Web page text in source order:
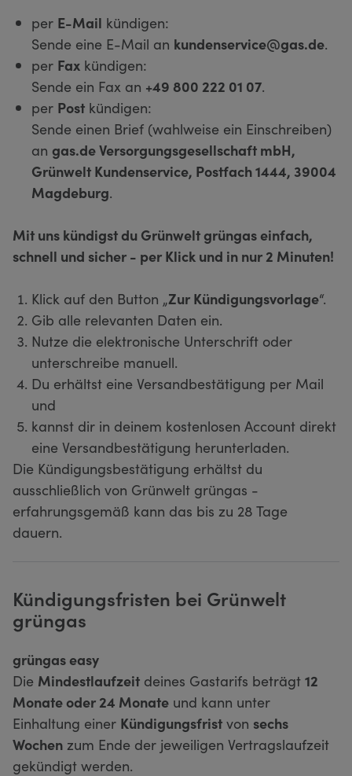
per E-Mail kündigen:
Sende eine E-Mail an kundenservice@gas.de.
per Fax kündigen:
Sende ein Fax an +49 800 222 01 07.
per Post kündigen:
Sende einen Brief (wahlweise ein Einschreiben)
an gas.de Versorgungsgesellschaft mbH,
Grünwelt Kundenservice, Postfach 1444, 39004
Magdeburg.
Mit uns kündigst du Grünwelt grüngas einfach,
schnell und sicher - per Klick und in nur 2 Minuten!
Klick auf den Button „Zur Kündigungsvorlage“.
Gib alle relevanten Daten ein.
Nutze die elektronische Unterschrift oder
unterschreibe manuell.
Du erhältst eine Versandbestätigung per Mail
und
kannst dir in deinem kostenlosen Account direkt
eine Versandbestätigung herunterladen.
Die Kündigungsbestätigung erhältst du
ausschließlich von Grünwelt grüngas -
erfahrungsgemäß kann das bis zu 28 Tage
dauern.
Kündigungsfristen bei Grünwelt
grüngas
grüngas easy
Die Mindestlaufzeit deines Gastarifs beträgt 12
Monate oder 24 Monate und kann unter
Einhaltung einer Kündigungsfrist von sechs
Wochen zum Ende der jeweiligen Vertragslaufzeit
gekündigt werden.